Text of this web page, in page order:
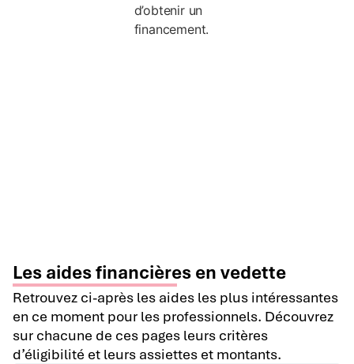
d’obtenir un
financement.
Les aides financières en vedette
Retrouvez ci-après les aides les plus intéressantes
en ce moment pour les professionnels. Découvrez
sur chacune de ces pages leurs critères
d’éligibilité et leurs assiettes et montants.